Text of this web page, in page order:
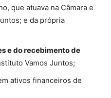
que atuava na Câmara e
e da própria
e do recebimento de
Vamos Juntos;
ativos financeiros de